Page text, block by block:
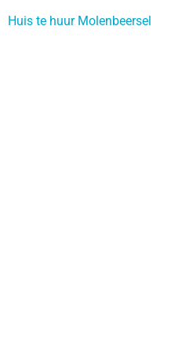
Huis te huur Molenbeersel